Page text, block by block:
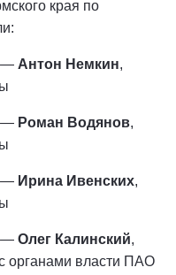
края по
— Антон Немкин,
— Роман Водянов,
— Ирина Ивенских,
— Олег Калинский,
органами власти ПАО